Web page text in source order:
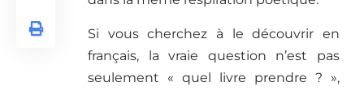
Si vous cherchez à le découvrir en
français, la vraie question n’est pas
seulement « quel livre prendre ? »,